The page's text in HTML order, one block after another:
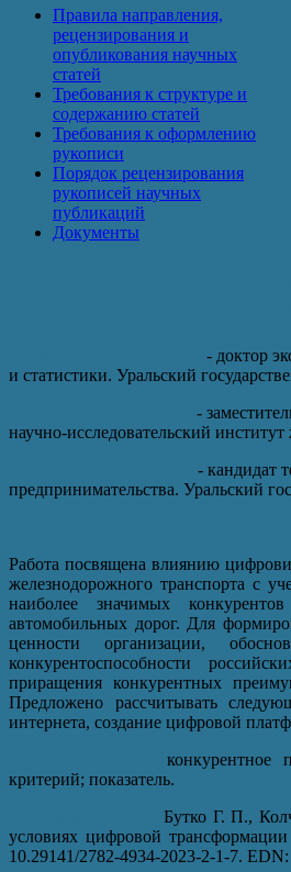
Правила направления,
рецензирования и
опубликования научных
статей
Требования к структуре и
содержанию статей
Требования к оформлению
рукописи
Порядок рецензирования
рукописей научных
публикаций
Документы
- доктор
и статистики. Уральский
-
научно-исследовательский
- кандидат
предпринимательства. Уральский
Работа посвящена влиянию
железнодорожного транспорта с
наиболее значимых
автомобильных дорог. Для
ценности организации,
конкурентоспособности
приращения конкурентных
Предложено рассчитывать
интернета, создание цифровой
конкурентное
критерий; показатель.
Бутко Г. П.,
условиях цифровой
10.29141/2782-4934-2023-2-1-7.